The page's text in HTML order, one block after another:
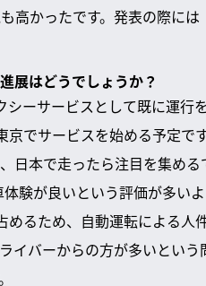
高かったです。発表の際に
展はどうでしょうか？
ーサービスとして既に運行
でサービスを始める予定です
日本で走ったら注目を集め
験が良いという評価が多いよ
るため、自動運転による人
イバーからの方が多いとい